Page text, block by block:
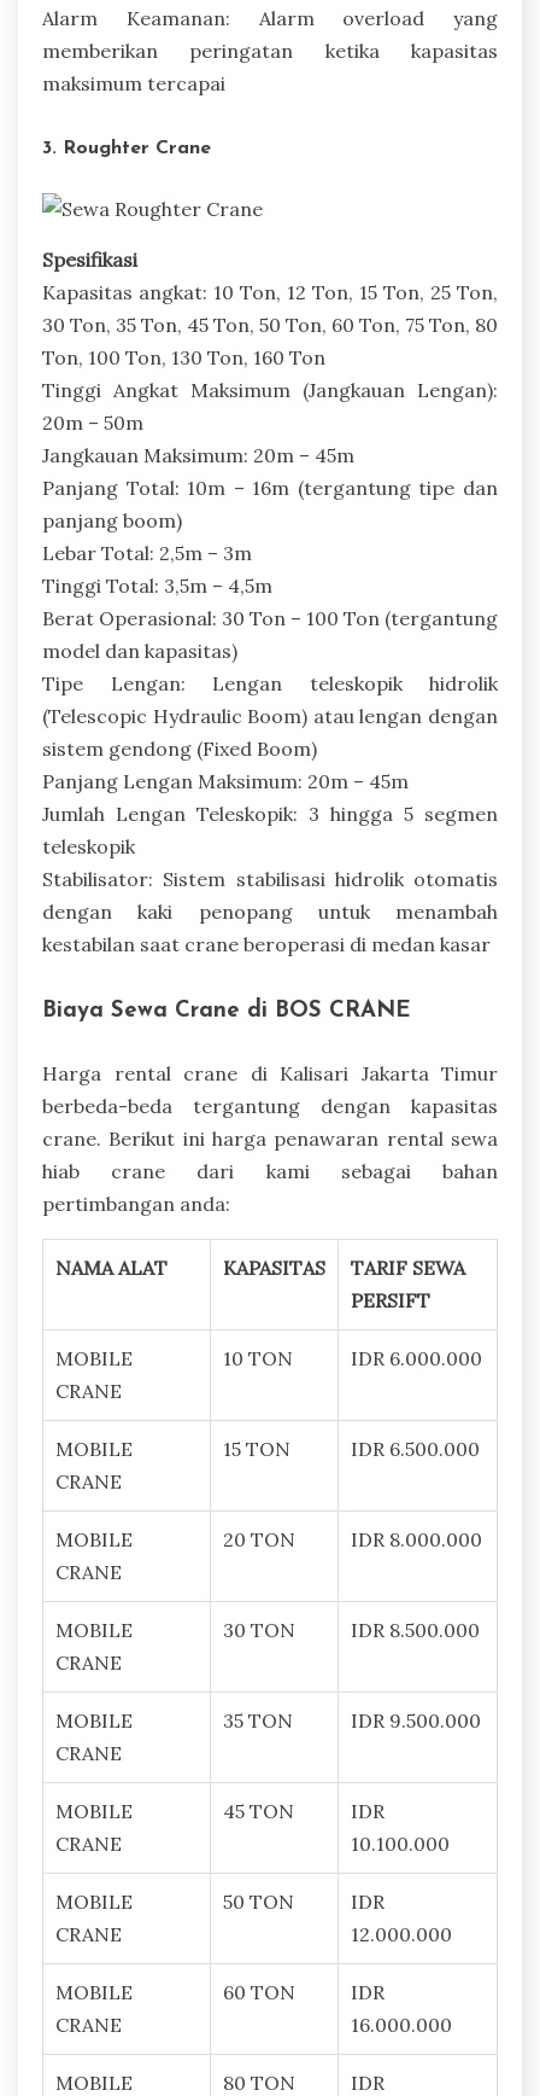
Alarm Keamanan: Alarm overload yang
memberikan peringatan ketika kapasitas
maksimum tercapai
3. Roughter Crane
Spesifikasi
Kapasitas angkat: 10 Ton, 12 Ton, 15 Ton, 25 Ton,
30 Ton, 35 Ton, 45 Ton, 50 Ton, 60 Ton, 75 Ton, 80
Ton, 100 Ton, 130 Ton, 160 Ton
Tinggi Angkat Maksimum (Jangkauan Lengan):
20m – 50m
Jangkauan Maksimum: 20m – 45m
Panjang Total: 10m – 16m (tergantung tipe dan
panjang boom)
Lebar Total: 2,5m – 3m
Tinggi Total: 3,5m – 4,5m
Berat Operasional: 30 Ton – 100 Ton (tergantung
model dan kapasitas)
Tipe Lengan: Lengan teleskopik hidrolik
(Telescopic Hydraulic Boom) atau lengan dengan
sistem gendong (Fixed Boom)
Panjang Lengan Maksimum: 20m – 45m
Jumlah Lengan Teleskopik: 3 hingga 5 segmen
teleskopik
Stabilisator: Sistem stabilisasi hidrolik otomatis
dengan kaki penopang untuk menambah
kestabilan saat crane beroperasi di medan kasar
Biaya Sewa Crane di BOS CRANE
Harga rental crane di Kalisari Jakarta Timur
berbeda-beda tergantung dengan kapasitas
crane. Berikut ini harga penawaran rental sewa
hiab crane dari kami sebagai bahan
pertimbangan anda:
NAMA ALAT KAPASITAS
TARIF SEWA
PERSIFT
MOBILE
CRANE
10 TON IDR 6.000.000
MOBILE
CRANE
15 TON IDR 6.500.000
MOBILE
CRANE
20 TON IDR 8.000.000
MOBILE
CRANE
30 TON IDR 8.500.000
MOBILE
CRANE
35 TON IDR 9.500.000
MOBILE
CRANE
45 TON
IDR
10.100.000
MOBILE
CRANE
50 TON
IDR
12.000.000
MOBILE
CRANE
60 TON
IDR
16.000.000
MOBILE 80 TON IDR